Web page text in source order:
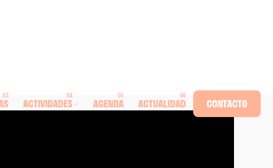
ACTIVIDADES AGENDA ACTUALIDAD CONTACTO